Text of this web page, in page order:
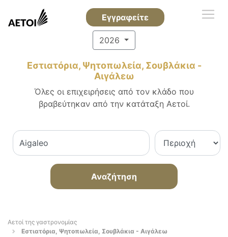
Εγγραφείτε
2026
Εστιατόρια, Ψητοπωλεία, Σουβλάκια -
Αιγάλεω
Όλες οι επιχειρήσεις από τον κλάδο που
βραβεύτηκαν από την κατάταξη Αετοί.
Αναζήτηση
Αετοί της γαστρονομίας
Εστιατόρια, Ψητοπωλεία, Σουβλάκια - Αιγάλεω